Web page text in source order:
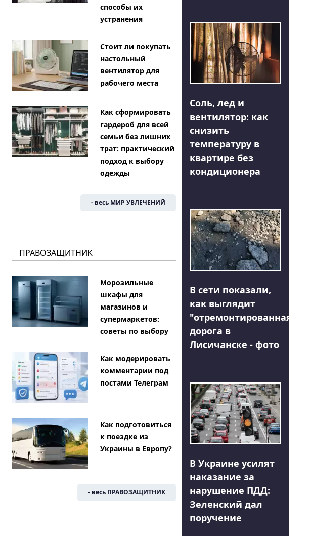
способы их
устранения
Стоит ли покупать
настольный
вентилятор для
рабочего места
Как сформировать
гардероб для всей
семьи без лишних
трат: практический
подход к выбору
одежды
- весь МИР УВЛЕЧЕНИЙ
ПРАВОЗАЩИТНИК
Морозильные
шкафы для
магазинов и
супермаркетов:
советы по выбору
Как модерировать
комментарии под
постами Телеграм
Как подготовиться
к поездке из
Украины в Европу?
- весь ПРАВОЗАЩИТНИК
Соль, лед и
вентилятор: как
снизить
температуру в
квартире без
кондиционера
В сети показали,
как выглядит
"отремонтированная"
дорога в
Лисичанске - фото
В Украине усилят
наказание за
нарушение ПДД:
Зеленский дал
поручение